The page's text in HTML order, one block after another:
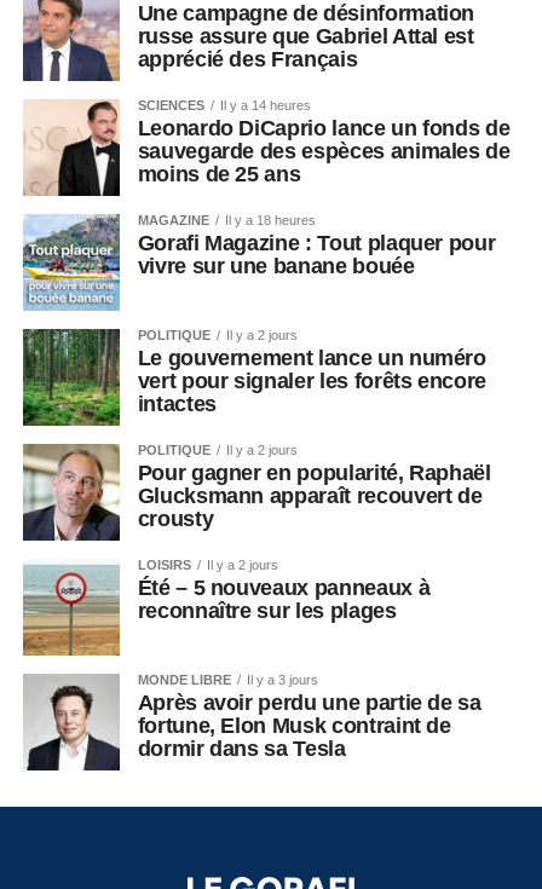
Une campagne de désinformation
russe assure que Gabriel Attal est
apprécié des Français
SCIENCES Il y a 14 heures
Leonardo DiCaprio lance un fonds de
sauvegarde des espèces animales de
moins de 25 ans
MAGAZINE Il y a 18 heures
Gorafi Magazine : Tout plaquer pour
vivre sur une banane bouée
POLITIQUE Il y a 2 jours
Le gouvernement lance un numéro
vert pour signaler les forêts encore
intactes
POLITIQUE Il y a 2 jours
Pour gagner en popularité, Raphaël
Glucksmann apparaît recouvert de
crousty
LOISIRS Il y a 2 jours
Été – 5 nouveaux panneaux à
reconnaître sur les plages
MONDE LIBRE Il y a 3 jours
Après avoir perdu une partie de sa
fortune, Elon Musk contraint de
dormir dans sa Tesla